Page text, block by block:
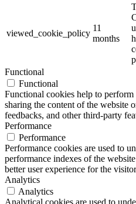
viewed_cookie_policy
11
months
Functional
Functional
Functional cookies help to
sharing the content of the website
feedbacks, and other third-party
Performance
Performance
Performance cookies are used to
performance indexes of the
better user experience for the
Analytics
Analytics